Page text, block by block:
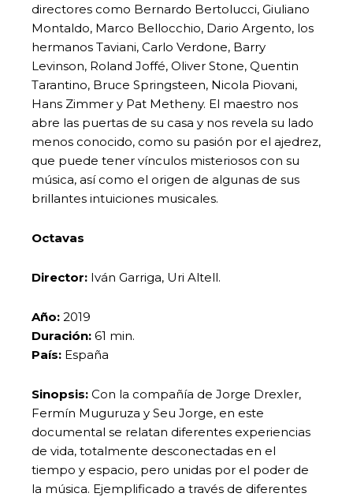
directores como Bernardo Bertolucci, Giuliano
Montaldo, Marco Bellocchio, Dario Argento, los
hermanos Taviani, Carlo Verdone, Barry
Levinson, Roland Joffé, Oliver Stone, Quentin
Tarantino, Bruce Springsteen, Nicola Piovani,
Hans Zimmer y Pat Metheny. El maestro nos
abre las puertas de su casa y nos revela su lado
menos conocido, como su pasión por el ajedrez,
que puede tener vínculos misteriosos con su
música, así como el origen de algunas de sus
brillantes intuiciones musicales.
Octavas
Director: Iván Garriga, Uri Altell.
Año: 2019
Duración: 61 min.
País: España
Sinopsis: Con la compañía de Jorge Drexler,
Fermín Muguruza y Seu Jorge, en este
documental se relatan diferentes experiencias
de vida, totalmente desconectadas en el
tiempo y espacio, pero unidas por el poder de
la música. Ejemplificado a través de diferentes